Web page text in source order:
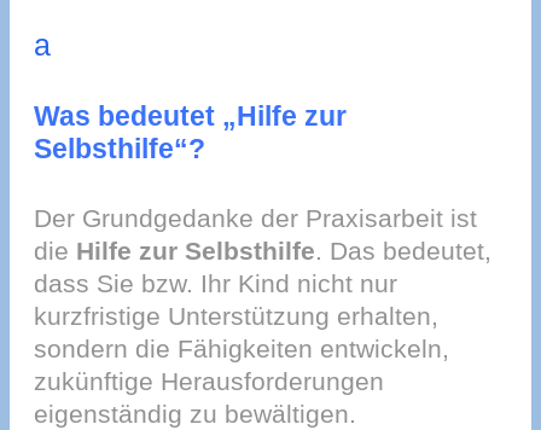
a
Was bedeutet „Hilfe zur
Selbsthilfe“?
Der Grundgedanke der Praxisarbeit ist
die Hilfe zur Selbsthilfe. Das bedeutet,
dass Sie bzw. Ihr Kind nicht nur
kurzfristige Unterstützung erhalten,
sondern die Fähigkeiten entwickeln,
zukünftige Herausforderungen
eigenständig zu bewältigen.